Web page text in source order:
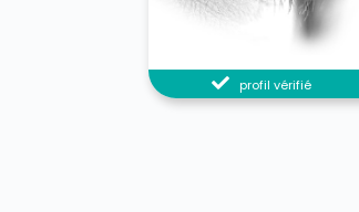
profil vérifié